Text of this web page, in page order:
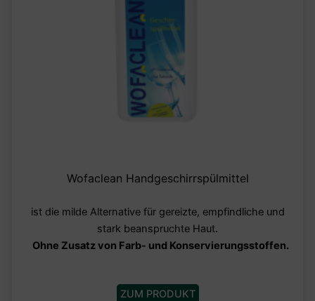
Wofaclean Handgeschirrspülmittel
ist die milde Alternative für gereizte, empfindliche und
stark beanspruchte Haut.
Ohne Zusatz von Farb- und Konservierungsstoffen.
ZUM PRODUKT